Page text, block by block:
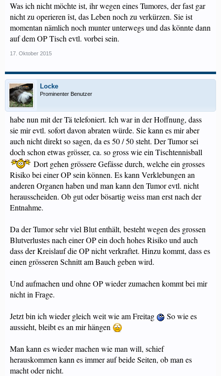
Was ich nicht möchte ist, ihr wegen eines Tumores, der fast gar
nicht zu operieren îst, das Leben noch zu verkürzen. Sie ist
momentan nämlich noch munter unterwegs und das könnte dann
auf dem OP Tisch evtl. vorbei sein.
17. Oktober 2015
Locke
Prominenter Benutzer
habe nun mit der Tä telefoniert. Ich war in der Hoffnung, dass
sie mir evtl. sofort davon abraten würde. Sie kann es mir aber
auch nicht direkt so sagen, da es 50 / 50 steht. Der Tumor sei
doch schon etwas grösser, ca. so gross wie ein Tischtennisball
Dort gehen grössere Gefässe durch, welche ein grosses
Risiko bei einer OP sein können. Es kann Verklebungen an
anderen Organen haben und man kann den Tumor evtl. nicht
herausscheiden. Ob gut oder bösartig weiss man erst nach der
Entnahme.
Da der Tumor sehr viel Blut enthält, besteht wegen des grossen
Blutverlustes nach einer OP ein doch hohes Risiko und auch
dass der Kreislauf die OP nicht verkraftet. Hinzu kommt, dass es
einen grösseren Schnitt am Bauch geben wird.
Und aufmachen und ohne OP wieder zumachen kommt bei mir
nicht in Frage.
Jetzt bin ich wieder gleich weit wie am Freitag
So wie es
aussieht, bleibt es an mir hängen
Man kann es wieder machen wie man will, schief
herauskommen kann es immer auf beide Seiten, ob man es
macht oder nicht.